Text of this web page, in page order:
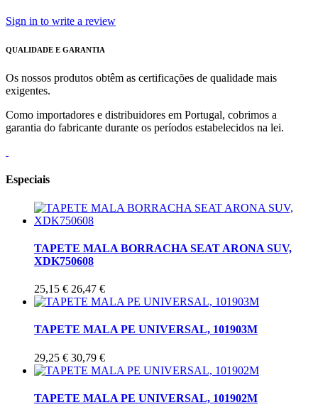
Sign in to write a review
QUALIDADE E GARANTIA
Os nossos produtos obtêm as certificações de qualidade mais
exigentes.
Como importadores e distribuidores em Portugal, cobrimos a
garantia do fabricante durante os períodos estabelecidos na lei.
Especiais
TAPETE MALA BORRACHA SEAT ARONA SUV,
XDK750608
25,15 € 26,47 €
TAPETE MALA PE UNIVERSAL, 101903M
29,25 € 30,79 €
TAPETE MALA PE UNIVERSAL, 101902M